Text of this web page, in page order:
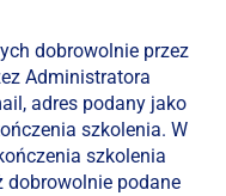
dobrowolnie przez
Administratora
adres podany jako
szkolenia. W
szkolenia
dobrowolnie podane